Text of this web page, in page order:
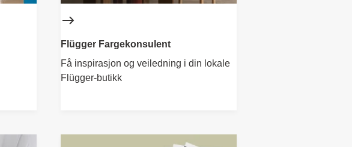
Flügger Fargekonsulent
Få inspirasjon og veiledning i din lokale
Flügger-butikk